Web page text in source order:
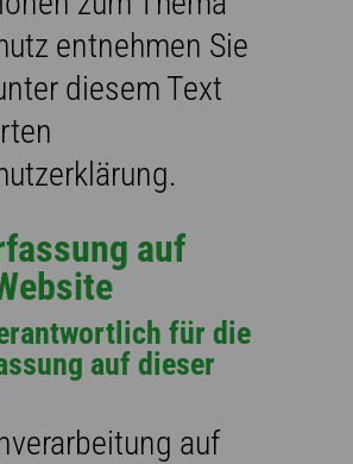
entnehmen Sie
diesem Text
auf
für die
auf dieser
auf